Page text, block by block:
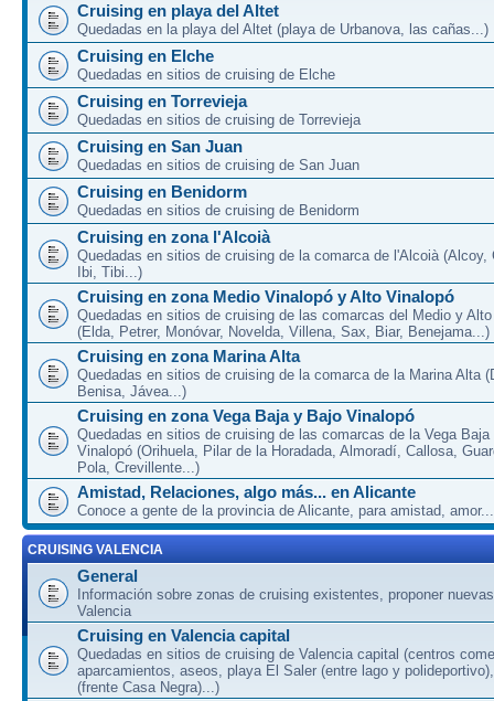
Cruising en playa del Altet
Quedadas en la playa del Altet (playa de Urbanova, las cañas...)
Cruising en Elche
Quedadas en sitios de cruising de Elche
Cruising en Torrevieja
Quedadas en sitios de cruising de Torrevieja
Cruising en San Juan
Quedadas en sitios de cruising de San Juan
Cruising en Benidorm
Quedadas en sitios de cruising de Benidorm
Cruising en zona l'Alcoià
Quedadas en sitios de cruising de la comarca de l'Alcoià (Alcoy,
Ibi, Tibi...)
Cruising en zona Medio Vinalopó y Alto Vinalopó
Quedadas en sitios de cruising de las comarcas del Medio y
(Elda, Petrer, Monóvar, Novelda, Villena, Sax, Biar, Benejama...)
Cruising en zona Marina Alta
Quedadas en sitios de cruising de la comarca de la Marina Alta
Benisa, Jávea...)
Cruising en zona Vega Baja y Bajo Vinalopó
Quedadas en sitios de cruising de las comarcas de la Vega Baja
Vinalopó (Orihuela, Pilar de la Horadada, Almoradí, Callosa,
Pola, Crevillente...)
Amistad, Relaciones, algo más... en Alicante
Conoce a gente de la provincia de Alicante, para amistad,
CRUISING VALENCIA
General
Información sobre zonas de cruising existentes, proponer
Valencia
Cruising en Valencia capital
Quedadas en sitios de cruising de Valencia capital (centros
aparcamientos, aseos, playa El Saler (entre lago y
(frente Casa Negra)...)